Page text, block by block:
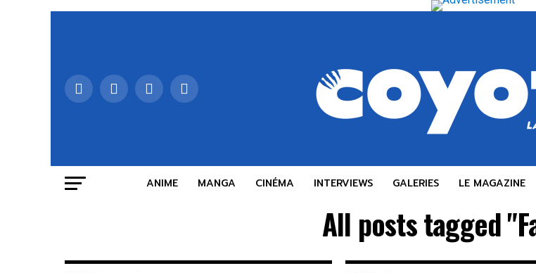
ANIME MANGA CINÉMA INTERVIEWS GALERIES LE MAGAZINE
All posts tagged